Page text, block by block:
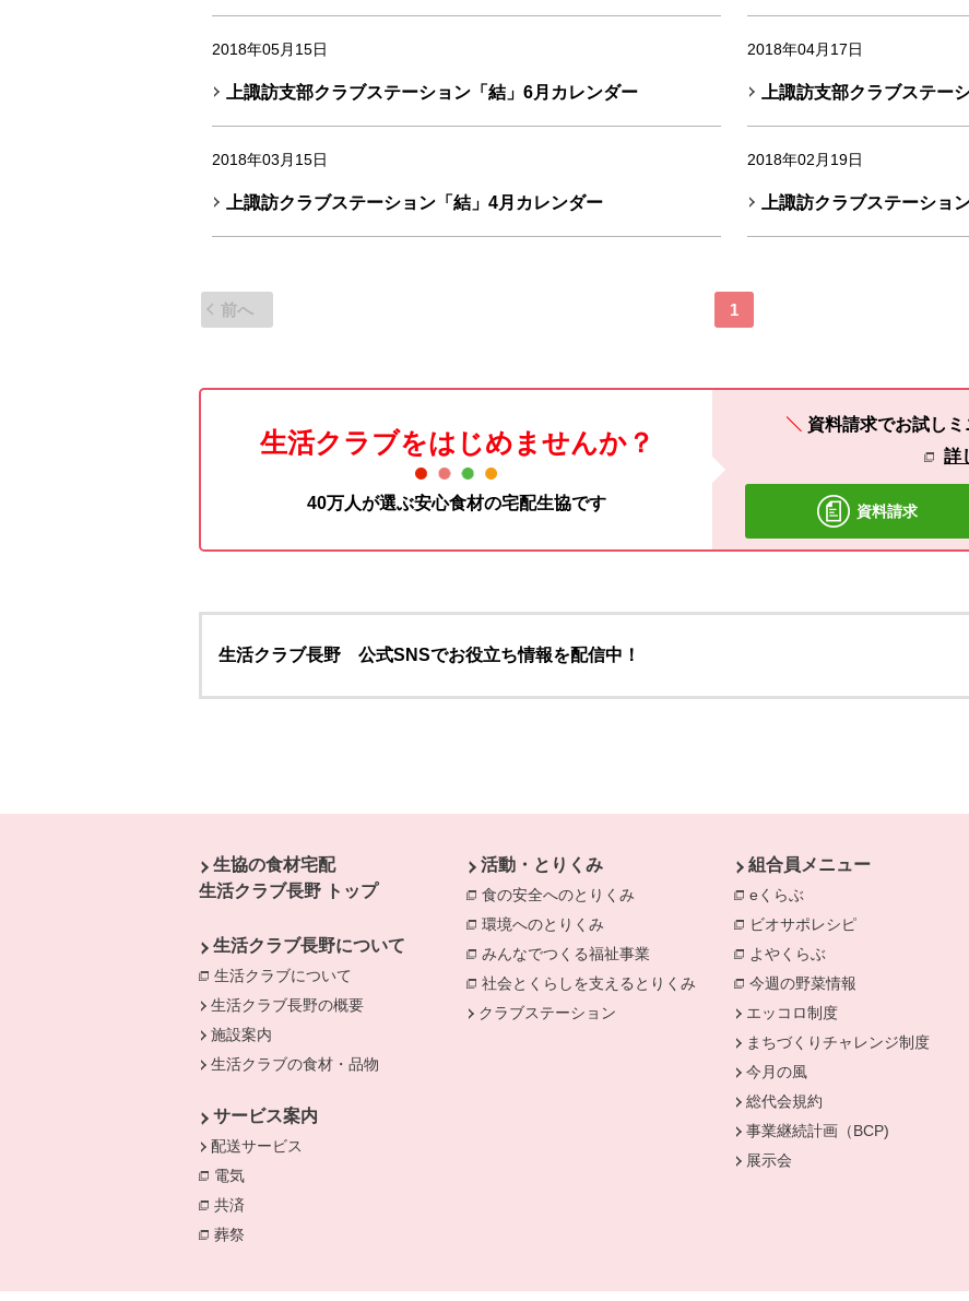
2018年05月15日
上諏訪支部クラブステーション「結」6月カレンダー
2018年04月17日
上諏訪支部クラブステー
2018年03月15日
上諏訪クラブステーション「結」4月カレンダー
2018年02月19日
上諏訪クラブステーショ
前へ 1
生活クラブをはじめませんか？
40万人が選ぶ安心食材の宅配生協です
資料請求でお試し
詳
資料請求
生活クラブ長野 公式SNSでお役立ち情報を配信中！
生協の食材宅配
生活クラブ長野 トップ
生活クラブ長野について
生活クラブについて
別のウィンドウで開きます。
生活クラブ長野の概要
施設案内
生活クラブの食材・品物
サービス案内
配送サービス
電気
共済
葬祭
活動・とりくみ
食の安全へのとりくみ 別のウィンドウで開きます。
環境へのとりくみ 別のウィンドウで開きます。
みんなでつくる福祉事業 別のウィンドウで開きます。
社会とくらしを支えるとりくみ 別のウィンドウで開きます。
クラブステーション
組合員メニュー
eくらぶ
ビオサポレシピ
よやくらぶ 別のウィンドウで開
今週の野菜情報 別のウィンド
エッコロ制度
まちづくりチャレンジ制度
今月の風
総代会規約
事業継続計画（BCP)
展示会